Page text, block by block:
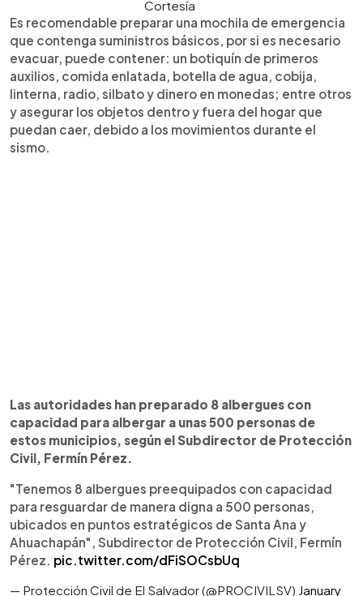
Cortesía
Es recomendable preparar una mochila de emergencia
que contenga suministros básicos, por si es necesario
evacuar, puede contener: un botiquín de primeros
auxilios, comida enlatada, botella de agua, cobija,
linterna, radio, silbato y dinero en monedas; entre otros
y asegurar los objetos dentro y fuera del hogar que
puedan caer, debido a los movimientos durante el
sismo.
Las autoridades han preparado 8 albergues con
capacidad para albergar a unas 500 personas de
estos municipios, según el Subdirector de Protección
Civil, Fermín Pérez.
"Tenemos 8 albergues preequipados con capacidad
para resguardar de manera digna a 500 personas,
ubicados en puntos estratégicos de Santa Ana y
Ahuachapán", Subdirector de Protección Civil, Fermín
Pérez. pic.twitter.com/dFiSOCsbUq
— Protección Civil de El Salvador (@PROCIVILSV) January